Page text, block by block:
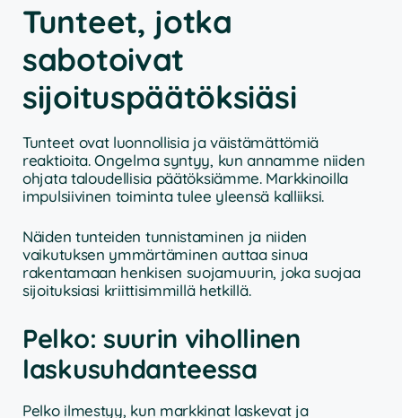
Tunteet, jotka
sabotoivat
sijoituspäätöksiäsi
Tunteet ovat luonnollisia ja väistämättömiä
reaktioita. Ongelma syntyy, kun annamme niiden
ohjata taloudellisia päätöksiämme. Markkinoilla
impulsiivinen toiminta tulee yleensä kalliiksi.
Näiden tunteiden tunnistaminen ja niiden
vaikutuksen ymmärtäminen auttaa sinua
rakentamaan henkisen suojamuurin, joka suojaa
sijoituksiasi kriittisimmillä hetkillä.
Pelko: suurin vihollinen
laskusuhdanteessa
Pelko ilmestyy, kun markkinat laskevat ja